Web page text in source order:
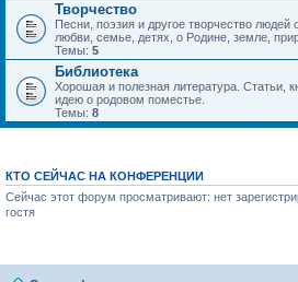
Творчество
Песни, поэзия и другое творчество
любви, семье, детях, о Родине, земле,
Темы: 5
Библиотека
Хорошая и полезная литература. Статьи,
идею о родовом поместье.
Темы: 8
КТО СЕЙЧАС НА КОНФЕРЕНЦИИ
Сейчас этот форум просматривают: нет
гостя